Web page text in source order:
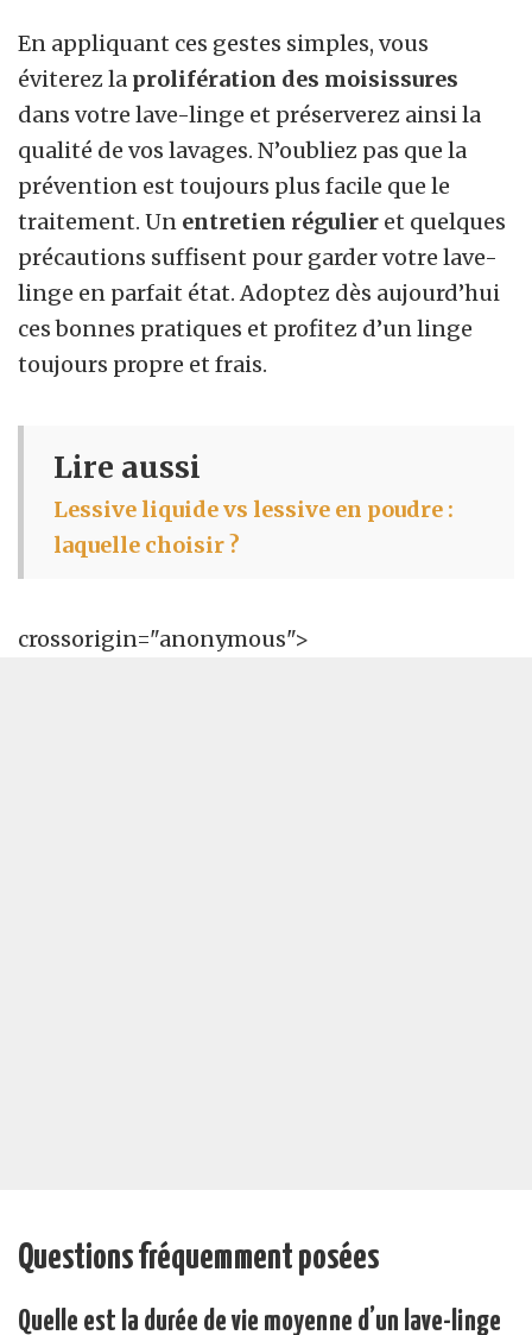
En appliquant ces gestes simples, vous
éviterez la prolifération des moisissures
dans votre lave-linge et préserverez ainsi la
qualité de vos lavages. N’oubliez pas que la
prévention est toujours plus facile que le
traitement. Un entretien régulier et quelques
précautions suffisent pour garder votre lave-
linge en parfait état. Adoptez dès aujourd’hui
ces bonnes pratiques et profitez d’un linge
toujours propre et frais.
Lire aussi
Lessive liquide vs lessive en poudre :
laquelle choisir ?
crossorigin="anonymous">
Questions fréquemment posées
Quelle est la durée de vie moyenne d’un lave-linge